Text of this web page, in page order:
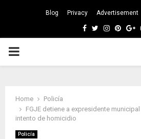
Blog Privacy Advertisement
Facebook
Twitter
PRIMARY
Home
Policía
FGJE detiene a expresidente
intento de homicidio
Policía